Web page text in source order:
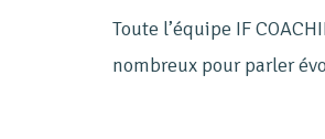
Toute l’équipe IF
nombreux pour parler